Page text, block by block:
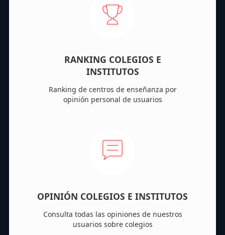
RANKING COLEGIOS E
INSTITUTOS
Ranking de centros de enseñanza por
opinión personal de usuarios
OPINIÓN COLEGIOS E INSTITUTOS
Consulta todas las opiniones de nuestros
usuarios sobre colegios